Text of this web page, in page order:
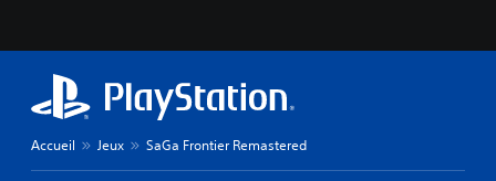
Accueil Jeux SaGa Frontier Remastered